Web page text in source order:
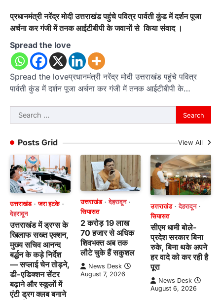
प्रधानमंत्री नरेंद्र मोदी उत्तराखंड पहुंचे पवित्र पार्वती कुंड में दर्शन पूजा
अर्चना कर गंजी में तनक आईटीबीपी के जवानों से किया संवाद ।
Spread the love
Spread the loveप्रधानमंत्री नरेंद्र मोदी उत्तराखंड पहुंचे पवित्र
पार्वती कुंड में दर्शन पूजा अर्चना कर गंजी में तनक आईटीबीपी के…
Search
for:
Posts Grid
View All
उत्तराखंड
जरा हटके
देहरादून
उत्तराखंड में ड्रग्स के
खिलाफ सख्त एक्शन,
मुख्य सचिव आनन्द
बर्द्धन के कड़े निर्देश
— सप्लाई चेन तोड़ने,
डी-एडिक्शन सेंटर
बढ़ाने और स्कूलों में
एंटी ड्रग क्लब बनाने
उत्तराखंड
देहरादून
सियासत
2 करोड़ 19 लाख
70 हजार से अधिक
शिवभक्त अब तक
लौटे चुके हैं सकुशल
News Desk
August 7, 2026
उत्तराखंड
देहरादून
सियासत
सीएम धामी बोले-
प्रदेश सरकार बिना
रुके, बिना थके अपने
हर वादे को कर रही है
पूरा
News Desk
August 6, 2026